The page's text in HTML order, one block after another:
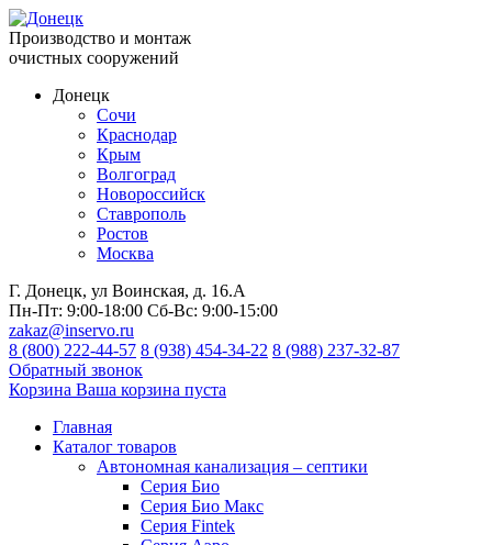
Производство и монтаж
очистных сооружений
Донецк
Сочи
Краснодар
Крым
Волгоград
Новороссийск
Ставрополь
Ростов
Москва
Г. Донецк, ул Воинская, д. 16.А
Пн-Пт: 9:00-18:00 Сб-Вс: 9:00-15:00
zakaz@inservo.ru
8 (800) 222-44-57 8 (938) 454-34-22 8 (988) 237-32-87
Обратный звонок
Корзина Ваша корзина пуста
Главная
Каталог товаров
Автономная канализация – септики
Серия Био
Серия Био Макс
Серия Fintek